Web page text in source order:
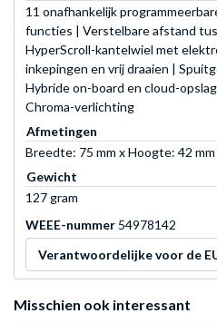
11 onafhankelijk
functies | Verstelbare afstand
HyperScroll-kantelwiel met
inkepingen en vrij draaien |
Hybride on-board en cloud-
Chroma-verlichting
Afmetingen
Breedte: 75 mm x Hoogte: 42
Gewicht
127 gram
WEEE-nummer 54978142
Verantwoordelijke voor de
Misschien ook interessant